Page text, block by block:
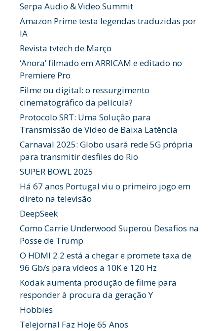
Serpa Audio & Video Summit
Amazon Prime testa legendas traduzidas por
IA
Revista tvtech de Março
‘Anora’ filmado em ARRICAM e editado no
Premiere Pro
Filme ou digital: o ressurgimento
cinematográfico da película?
Protocolo SRT: Uma Solução para
Transmissão de Vídeo de Baixa Latência
Carnaval 2025: Globo usará rede 5G própria
para transmitir desfiles do Rio
SUPER BOWL 2025
Há 67 anos Portugal viu o primeiro jogo em
direto na televisão
DeepSeek
Como Carrie Underwood Superou Desafios na
Posse de Trump
O HDMI 2.2 está a chegar e promete taxa de
96 Gb/s para vídeos a 10K e 120 Hz
Kodak aumenta produção de filme para
responder à procura da geração Y
Hobbies
Telejornal Faz Hoje 65 Anos